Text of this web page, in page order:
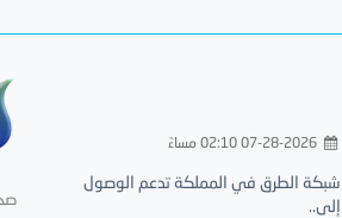
شبكة الطرق في المملكة تدعم الوصول
إلى..